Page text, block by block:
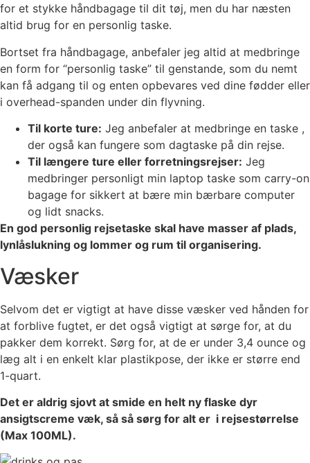
for et stykke håndbagage til dit tøj, men du har næsten
altid brug for en personlig taske.
Bortset fra håndbagage, anbefaler jeg altid at medbringe
en form for “personlig taske” til genstande, som du nemt
kan få adgang til og enten opbevares ved dine fødder eller
i overhead-spanden under din flyvning.
Til korte ture: Jeg anbefaler at medbringe en taske ,
der også kan fungere som dagtaske på din rejse.
Til længere ture eller forretningsrejser: Jeg
medbringer personligt min laptop taske som carry-on
bagage for sikkert at bære min bærbare computer
og lidt snacks.
En god personlig rejsetaske skal have masser af plads,
lynlåslukning og lommer og rum til organisering.
Væsker
Selvom det er vigtigt at have disse væsker ved hånden for
at forblive fugtet, er det også vigtigt at sørge for, at du
pakker dem korrekt. Sørg for, at de er under 3,4 ounce og
læg alt i en enkelt klar plastikpose, der ikke er større end
1-quart.
Det er aldrig sjovt at smide en helt ny flaske dyr
ansigtscreme væk, så så sørg for alt er i rejsestørrelse
(Max 100ML).